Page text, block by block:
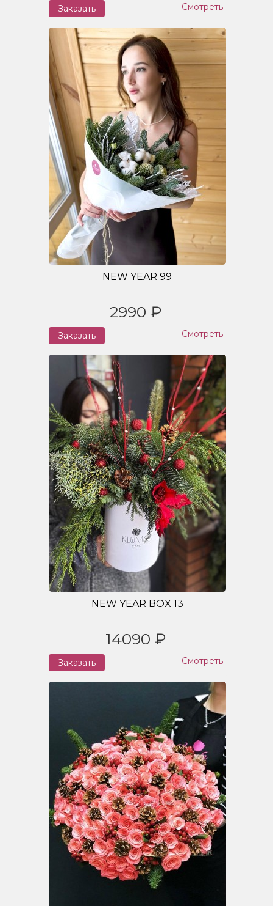
Заказать Смотреть
NEW YEAR 99
2990 ₽
Заказать Смотреть
NEW YEAR BOX 13
14090 ₽
Заказать Смотреть